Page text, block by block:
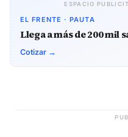
ESPACIO
EL FRENTE · PAUTA
Llega a más de 200 mil
Cotizar →